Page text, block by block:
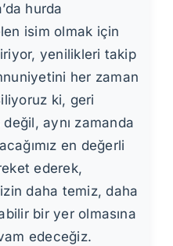
hurda
isim olmak için
yenilikleri takip
her zaman
ki, geri
aynı zamanda
en değerli
ederek,
daha temiz, daha
bir yer olmasına
edeceğiz.